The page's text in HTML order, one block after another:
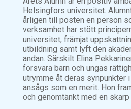
Helsingfors universitet.
årligen till posten en person
verksamhet har stött
universitet, främjat
utbildning samt lyft den
andan. Särskilt Elina
försvara barn och ungas
utrymme åt deras synpunkter
ansågs som en merit. Hon
och genomtänkt med en skarp